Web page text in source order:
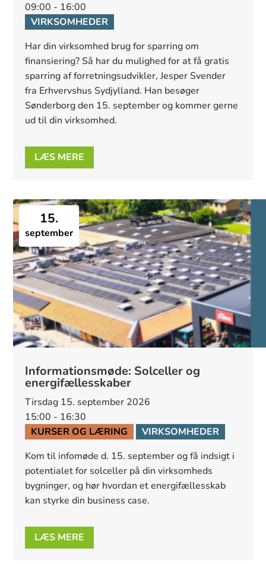
09:00 - 16:00
VIRKSOMHEDER
Har din virksomhed brug for sparring om
finansiering? Så har du mulighed for at få gratis
sparring af forretningsudvikler, Jesper Svender
fra Erhvervshus Sydjylland. Han besøger
Sønderborg den 15. september og kommer gerne
ud til din virksomhed.
LÆS MERE
15.
september
Informationsmøde: Solceller og
energifællesskaber
tirsdag 15. september 2026
15:00 - 16:30
KURSER OG LÆRING
VIRKSOMHEDER
Kom til infomøde d. 15. september og få indsigt i
potentialet for solceller på din virksomheds
bygninger, og hør hvordan et energifællesskab
kan styrke din business case.
LÆS MERE